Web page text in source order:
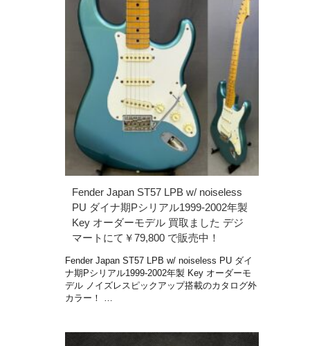
Fender Japan ST57 LPB w/ noiseless
PU ダイナ期Pシリアル1999-2002年製
Key オーダーモデル 買取ました デジ
マートにて￥79,800 で販売中！
Fender Japan ST57 LPB w/ noiseless PU ダイ
ナ期Pシリアル1999-2002年製 Key オーダーモ
デル ノイズレスピックアップ搭載のカタログ外
カラー！ …